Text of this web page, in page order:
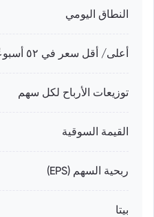
النطاق اليومي
أعلى/ أقل سعر في ٥٢ أسبوعًا
توزيعات الأرباح لكل سهم
القيمة السوقية
ربحية السهم (EPS)
بيتا